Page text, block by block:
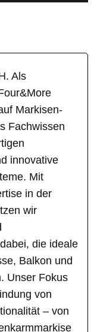
Als
Markisen-
Fachwissen
innovative
Mit
in der
wir
die ideale
Balkon und
Unser Fokus
von
– von